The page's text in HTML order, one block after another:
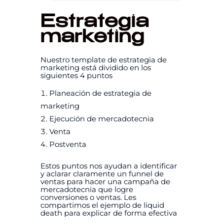
Estrategia
marketing
Nuestro template de estrategia de
marketing está dividido en los
siguientes 4 puntos
Planeación de estrategia de
marketing
Ejecución de mercadotecnia
Venta
Postventa
Estos puntos nos ayudan a identificar
y aclarar claramente un funnel de
ventas para hacer una campaña de
mercadotecnia que logre
conversiones o ventas. Les
compartimos el ejemplo de liquid
death para explicar de forma efectiva